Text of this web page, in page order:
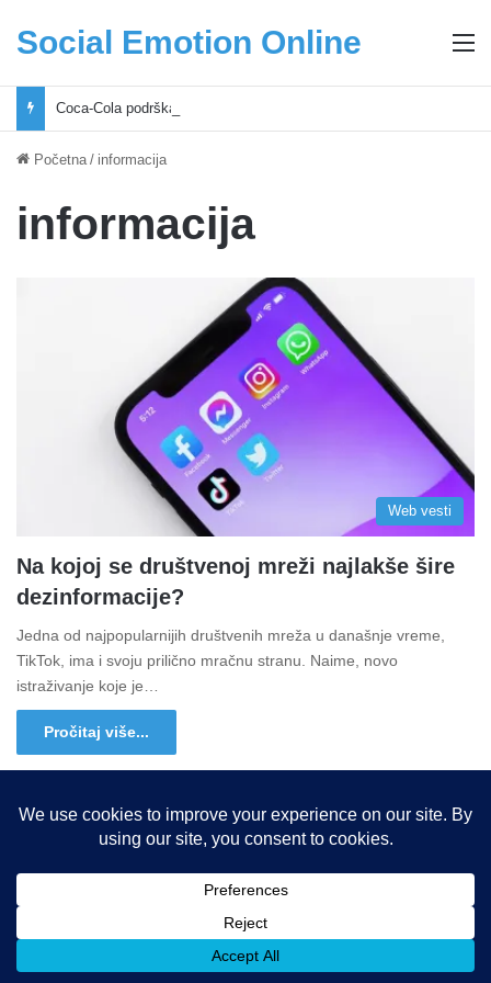
Social Emotion Online
Početna / informacija
informacija
Web vesti
Na kojoj se društvenoj mreži najlakše šire
dezinformacije?
Jedna od najpopularnijih društvenih mreža u današnje vreme,
TikTok, ima i svoju prilično mračnu stranu. Naime, novo
istraživanje koje je…
Pročitaj više...
Copyright © 2015-2025, Sva prava zadržana |
Facebook
X